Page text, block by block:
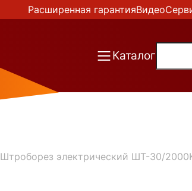
Расширенная гарантияВидео
Каталог
Штроборез электрический ШТ-30/